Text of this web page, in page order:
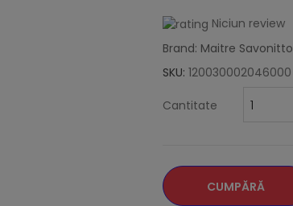
Niciun review
Brand: Maitre Savonitto
SKU: 120030002046000
Cantitate
CUMPĂRĂ